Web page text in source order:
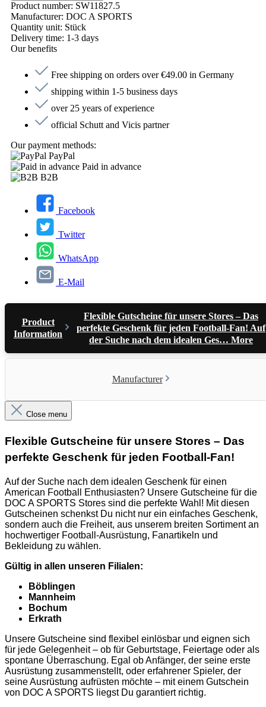
Product number: SW11827.5
Manufacturer: DOC A SPORTS
Quantity unit: Stück
Delivery time: 1-3 days
Our benefits
Free shipping on orders over €49.00 in Germany
shipping within 1-5 business days
over 25 years of experience
official Schutt and Vicis partner
Our payment methods:
PayPal
Paid in advance
B2B
Facebook
Twitter
WhatsApp
E-Mail
Product
Information
Flexible Gutscheine für unsere Stores – Das
perfekte Geschenk für jeden Football-Fan! Auf
der Suche nach dem idealen Ges… More
Manufacturer
Close menu
Flexible Gutscheine für unsere Stores – Das
perfekte Geschenk für jeden Football-Fan!
Auf der Suche nach dem idealen Geschenk für einen
American Football Enthusiasten? Unsere Gutscheine für die
DOC A SPORTS Stores sind die perfekte Wahl! Mit diesen
Gutscheinen schenkst Du nicht nur ein einfaches Geschenk,
sondern auch die Freiheit, aus unserem breiten Sortiment an
hochwertiger Football-Ausrüstung, Fanartikeln und
Bekleidung zu wählen.
Gültig in allen unseren Filialen:
Böblingen
Mannheim
Bochum
Erkrath
Unsere Gutscheine sind flexibel einlösbar und eignen sich
für jede Gelegenheit – ob für Geburtstage, Feiertage oder als
spontane Überraschung. Egal ob Anfänger, der seine erste
Ausrüstung zusammenstellt, oder erfahrener Spieler, der
seine Ausrüstung aufrüsten möchte – mit einem Gutschein
von DOC A SPORTS liegst Du garantiert richtig.